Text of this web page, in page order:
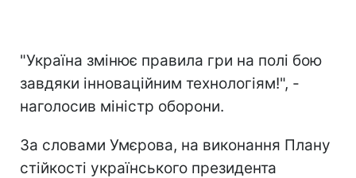
"Україна змінює правила гри на полі бою
завдяки інноваційним технологіям!", -
наголосив міністр оборони.
За словами Умєрова, на виконання Плану
стійкості українського президента